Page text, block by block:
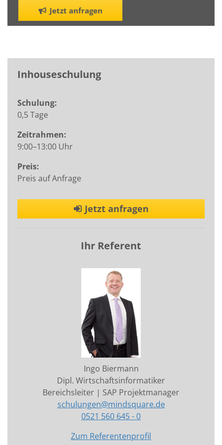
Jetzt anfragen
Inhouseschulung
Schulung:
0,5 Tage
Zeitrahmen:
9:00–13:00 Uhr
Preis:
Preis auf Anfrage
Jetzt anfragen
Ihr Referent
Ingo Biermann
Dipl. Wirtschaftsinformatiker
Bereichsleiter | SAP Projektmanager
schulungen@mindsquare.de
0521 560 645 - 0
Zum Referentenprofil